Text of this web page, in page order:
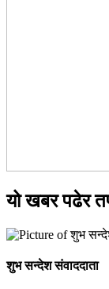
यो खबर पढेर
शुभ सन्देश संवाददाता